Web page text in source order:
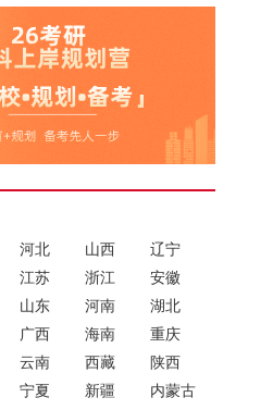
河北 山西
辽宁
江苏 浙江
安徽
山东 河南
湖北
广西 海南
重庆
云南 西藏
陕西
宁夏 新疆
内蒙古